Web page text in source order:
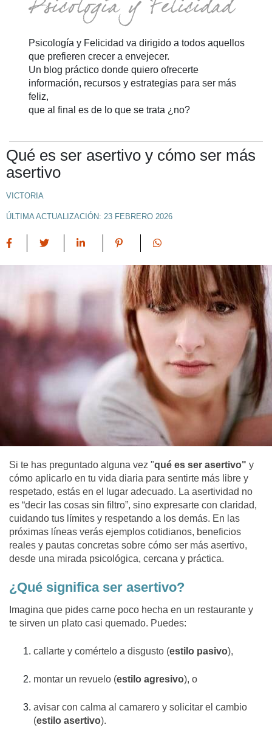
Psicología y Felicidad va dirigido a todos aquellos
que prefieren crecer a envejecer.
Un blog práctico donde quiero ofrecerte
información, recursos y estrategias para ser más
feliz,
que al final es de lo que se trata ¿no?
Qué es ser asertivo y cómo ser más
asertivo
VICTORIA
ÚLTIMA ACTUALIZACIÓN: 23 FEBRERO 2026
Si te has preguntado alguna vez "qué es ser asertivo" y
cómo aplicarlo en tu vida diaria para sentirte más libre y
respetado, estás en el lugar adecuado. La asertividad no
es “decir las cosas sin filtro”, sino expresarte con claridad,
cuidando tus límites y respetando a los demás. En las
próximas líneas verás ejemplos cotidianos, beneficios
reales y pautas concretas sobre cómo ser más asertivo,
desde una mirada psicológica, cercana y práctica.
¿Qué significa ser asertivo?
Imagina que pides carne poco hecha en un restaurante y
te sirven un plato casi quemado. Puedes:
callarte y comértelo a disgusto (estilo pasivo),
montar un revuelo (estilo agresivo), o
avisar con calma al camarero y solicitar el cambio
(estilo asertivo).